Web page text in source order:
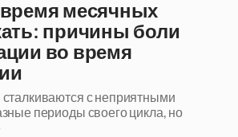
месячных
причины боли
во время
с неприятными
периоды своего цикла, но